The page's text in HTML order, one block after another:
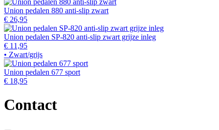
Union pedalen 880 anti-slip zwart
€ 26,95
Union pedalen SP-820 anti-slip zwart grijze inleg
€ 11,95
• Zwart/grijs
Union pedalen 677 sport
€ 18,95
Contact